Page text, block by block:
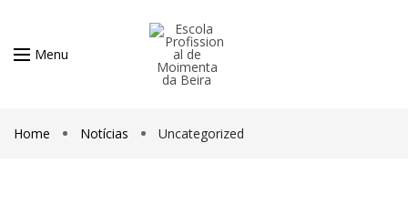
Menu
Home Notícias Uncategorized